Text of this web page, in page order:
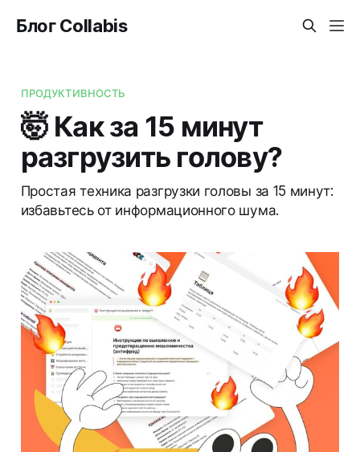
Блог Collabis
ПРОДУКТИВНОСТЬ
🤯 Как за 15 минут
разгрузить голову?
Простая техника разгрузки головы за 15 минут:
избавьтесь от информационного шума.